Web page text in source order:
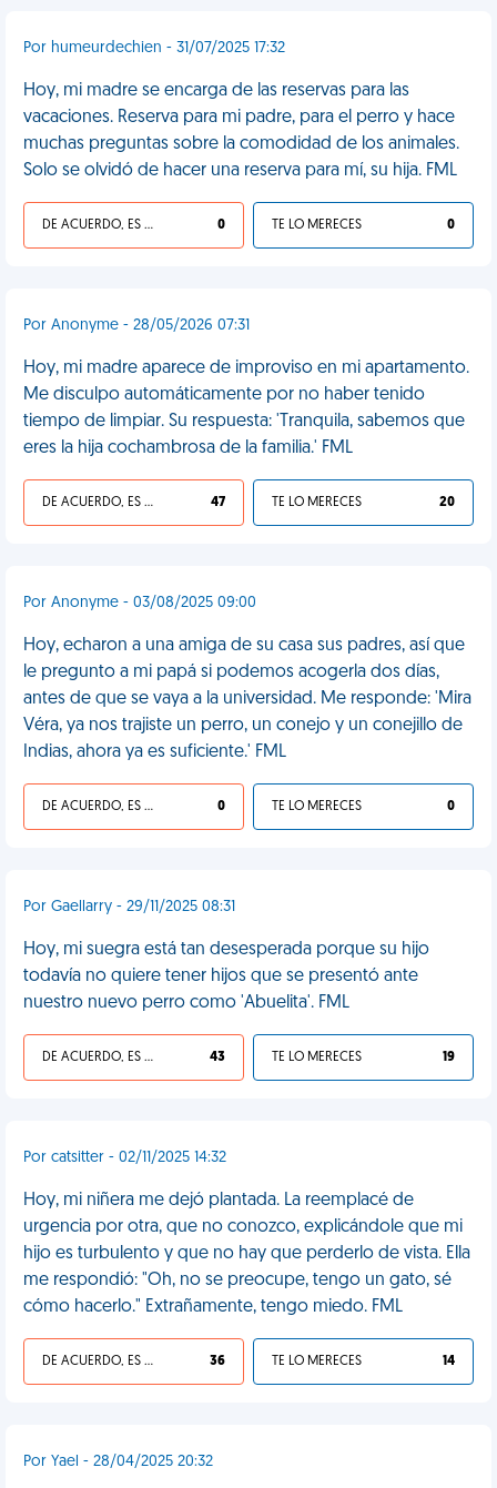
Por humeurdechien - 31/07/2025 17:32
Hoy, mi madre se encarga de las reservas para las
vacaciones. Reserva para mi padre, para el perro y hace
muchas preguntas sobre la comodidad de los animales.
Solo se olvidó de hacer una reserva para mí, su hija. FML
DE ACUERDO, ES UNA VIDA HP 0 TE LO MERECES 0
Por Anonyme - 28/05/2026 07:31
Hoy, mi madre aparece de improviso en mi apartamento.
Me disculpo automáticamente por no haber tenido
tiempo de limpiar. Su respuesta: 'Tranquila, sabemos que
eres la hija cochambrosa de la familia.' FML
DE ACUERDO, ES UNA VIDA HP 47 TE LO MERECES 20
Por Anonyme - 03/08/2025 09:00
Hoy, echaron a una amiga de su casa sus padres, así que
le pregunto a mi papá si podemos acogerla dos días,
antes de que se vaya a la universidad. Me responde: 'Mira
Véra, ya nos trajiste un perro, un conejo y un conejillo de
Indias, ahora ya es suficiente.' FML
DE ACUERDO, ES UNA VIDA HP 0 TE LO MERECES 0
Por Gaellarry - 29/11/2025 08:31
Hoy, mi suegra está tan desesperada porque su hijo
todavía no quiere tener hijos que se presentó ante
nuestro nuevo perro como 'Abuelita'. FML
DE ACUERDO, ES UNA VIDA HP 43 TE LO MERECES 19
Por catsitter - 02/11/2025 14:32
Hoy, mi niñera me dejó plantada. La reemplacé de
urgencia por otra, que no conozco, explicándole que mi
hijo es turbulento y que no hay que perderlo de vista. Ella
me respondió: "Oh, no se preocupe, tengo un gato, sé
cómo hacerlo." Extrañamente, tengo miedo. FML
DE ACUERDO, ES UNA VIDA HP 36 TE LO MERECES 14
Por Yael - 28/04/2025 20:32